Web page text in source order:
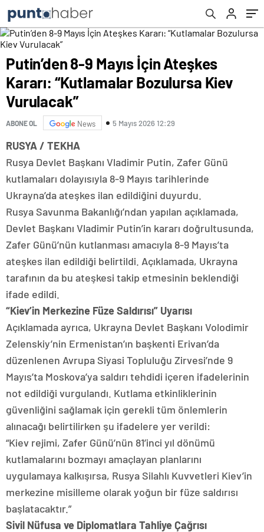
Putin’den 8-9 Mayıs İçin Ateşkes
Kararı: “Kutlamalar Bozulursa Kiev
Vurulacak”
ABONE OL News 5 Mayıs 2026 12:29
RUSYA / TEKHA
Rusya Devlet Başkanı Vladimir Putin, Zafer Günü
kutlamaları dolayısıyla 8-9 Mayıs tarihlerinde
Ukrayna’da ateşkes ilan edildiğini duyurdu.
Rusya Savunma Bakanlığı’ndan yapılan açıklamada,
Devlet Başkanı Vladimir Putin’in kararı doğrultusunda,
Zafer Günü’nün kutlanması amacıyla 8-9 Mayıs’ta
ateşkes ilan edildiği belirtildi. Açıklamada, Ukrayna
tarafının da bu ateşkesi takip etmesinin beklendiği
ifade edildi.
“Kiev’in Merkezine Füze Saldırısı” Uyarısı
Açıklamada ayrıca, Ukrayna Devlet Başkanı Volodimir
Zelenskiy’nin Ermenistan’ın başkenti Erivan’da
düzenlenen Avrupa Siyasi Topluluğu Zirvesi’nde 9
Mayıs’ta Moskova’ya saldırı tehdidi içeren ifadelerinin
not edildiği vurgulandı. Kutlama etkinliklerinin
güvenliğini sağlamak için gerekli tüm önlemlerin
alınacağı belirtilirken şu ifadelere yer verildi:
“Kiev rejimi, Zafer Günü’nün 81’inci yıl dönümü
kutlamalarını bozmayı amaçlayan planlarını
uygulamaya kalkışırsa, Rusya Silahlı Kuvvetleri Kiev’in
merkezine misilleme olarak yoğun bir füze saldırısı
başlatacaktır.”
Sivil Nüfusa ve Diplomatlara Tahliye Çağrısı